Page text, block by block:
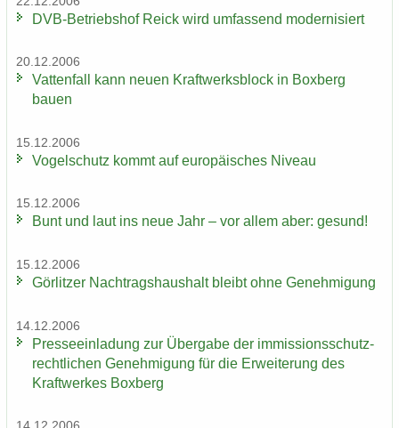
DVB-​Betriebshof Reick wird um­fas­send mo­der­ni­siert
20.12.2006
Vat­ten­fall kann neuen Kraft­werks­block in Box­berg
bauen
15.12.2006
Vo­gel­schutz kommt auf eu­ro­päi­sches Ni­veau
15.12.2006
Bunt und laut ins neue Jahr – vor allem aber: ge­sund!
15.12.2006
Gör­lit­zer Nach­trags­haus­halt bleibt ohne Ge­neh­mi­gung
14.12.2006
Pres­se­ein­la­dung zur Über­ga­be der im­mis­si­ons­schutz­
recht­li­chen Ge­neh­mi­gung für die Er­wei­te­rung des
Kraft­wer­kes Box­berg